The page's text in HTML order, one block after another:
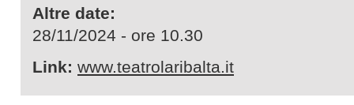
Altre date:
28/11/2024 - ore 10.30
Link: www.teatrolaribalta.it